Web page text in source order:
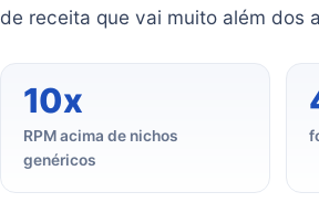
de receita que vai muito além dos
10x
RPM acima de nichos
genéricos